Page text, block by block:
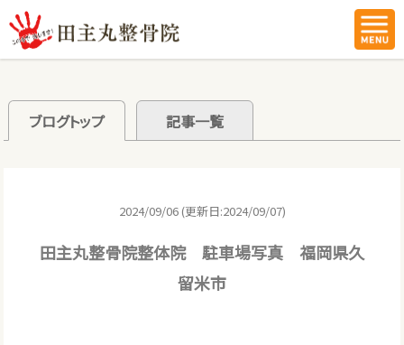
ブログトップ 記事一覧
2024/09/06 (更新日:2024/09/07)
田主丸整骨院整体院 駐車場写真 福岡県久
留米市